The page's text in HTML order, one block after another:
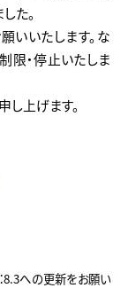
た。
いいたします。な
限・停止いたしま
上げます。
8.3への更新をお願い